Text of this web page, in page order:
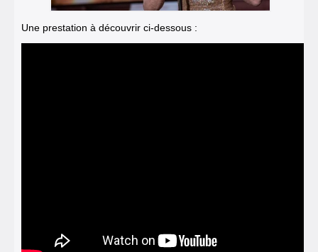
Une prestation à découvrir ci-dessous :